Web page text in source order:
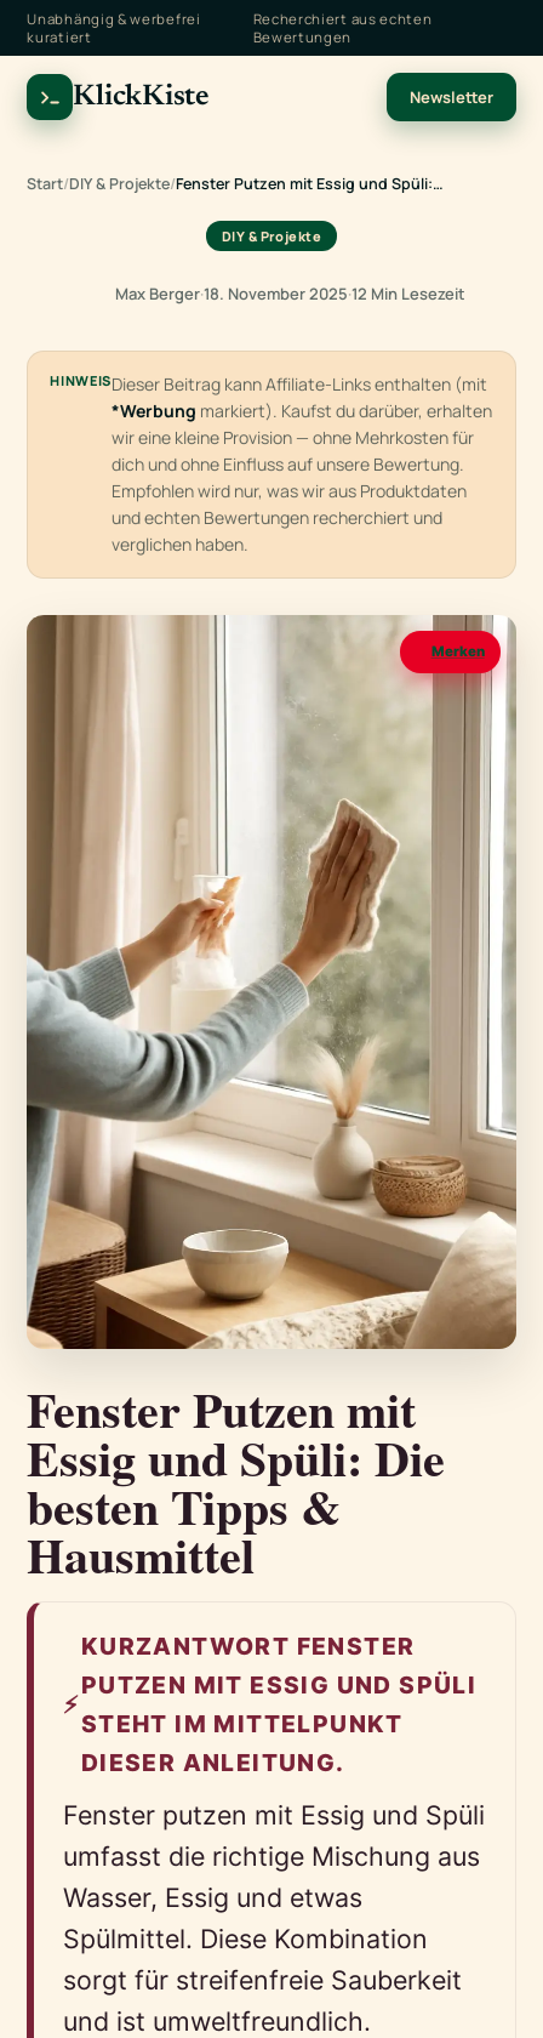
Unabhängig & werbefrei
kuratiert
Recherchiert aus echten
Bewertungen
KlickKiste Newsletter
Start/DIY & Projekte/Fenster Putzen mit Essig und Spüli:…
DIY & Projekte
Max Berger·18. November 2025·12 Min Lesezeit
HINWEISDieser Beitrag kann Affiliate-Links enthalten (mit
*Werbung markiert). Kaufst du darüber, erhalten
wir eine kleine Provision — ohne Mehrkosten für
dich und ohne Einfluss auf unsere Bewertung.
Empfohlen wird nur, was wir aus Produktdaten
und echten Bewertungen recherchiert und
verglichen haben.
Merken
Fenster Putzen mit
Essig und Spüli: Die
besten Tipps &
Hausmittel
⚡
KURZANTWORT FENSTER
PUTZEN MIT ESSIG UND SPÜLI
STEHT IM MITTELPUNKT
DIESER ANLEITUNG.
Fenster putzen mit Essig und Spüli
umfasst die richtige Mischung aus
Wasser, Essig und etwas
Spülmittel. Diese Kombination
sorgt für streifenfreie Sauberkeit
und ist umweltfreundlich.